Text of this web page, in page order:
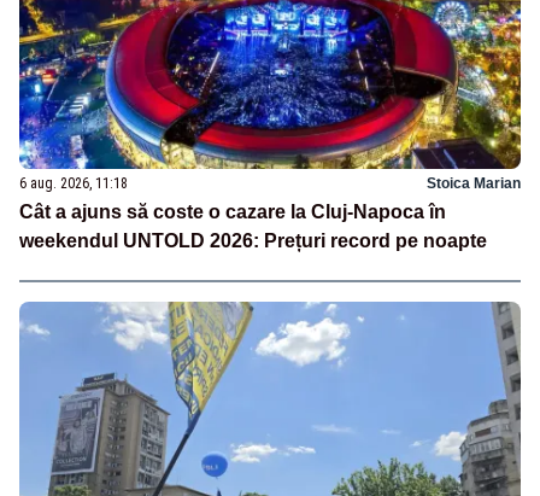
6 aug. 2026, 11:18 Stoica Marian
Cât a ajuns să coste o cazare la Cluj-Napoca în
weekendul UNTOLD 2026: Prețuri record pe noapte